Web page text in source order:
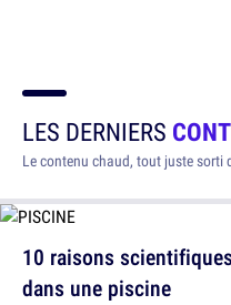
LES DERNIERS
Le contenu chaud, tout juste sorti
10 raisons
dans une piscine